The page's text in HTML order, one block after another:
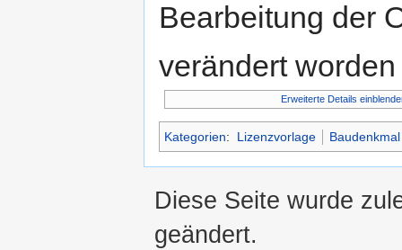
Bearbeitung der
verändert
Erweiterte Details
Kategorien: Lizenzvorlage Baudenkmal
Diese Seite wurde
geändert.